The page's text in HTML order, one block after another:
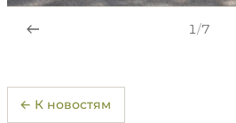
1/7
← К новостям